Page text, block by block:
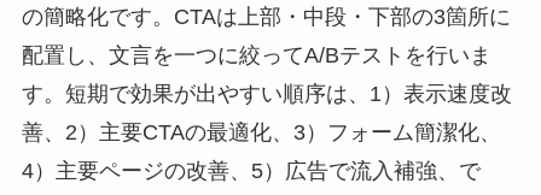
の簡略化です。CTAは上部・中段・下部の3箇所に
配置し、文言を一つに絞ってA/Bテストを行いま
す。短期で効果が出やすい順序は、1）表示速度改
善、2）主要CTAの最適化、3）フォーム簡潔化、
4）主要ページの改善、5）広告で流入補強、で